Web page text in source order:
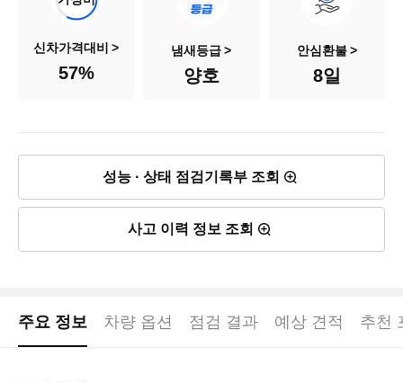
배기량 998cc
신차가격대비
57%
냄새등급
양호
안심환불
8일
성능 · 상태 점검기록부 조회
사고 이력 정보 조회
주요 정보 차량 옵션 점검 결과 예상 견적 추천